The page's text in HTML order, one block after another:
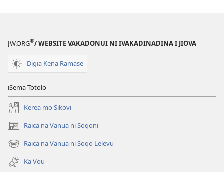
JW.ORG®/ WEBSITE VAKADONUI NI IVAKADINADINA I JIOVA
Digia Kena Ramase
iSema Totolo
Kerea mo Sikovi
Raica na Vanua ni Soqoni
(opens
new
window)
Raica na Vanua ni Soqo Lelevu
(opens
new
window)
Ka Vou